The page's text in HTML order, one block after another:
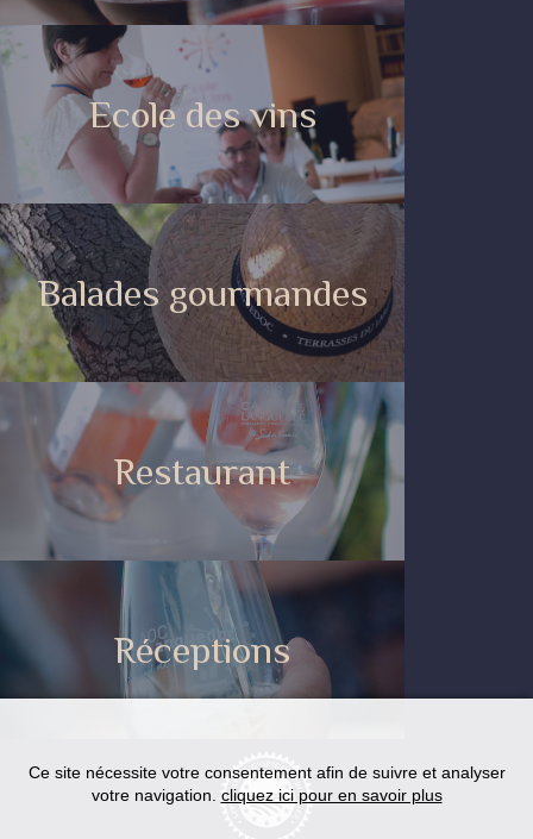
Ecole des vins
Balades gourmandes
Restaurant
Réceptions
Ce site nécessite votre consentement afin de suivre et analyser
votre navigation. cliquez ici pour en savoir plus